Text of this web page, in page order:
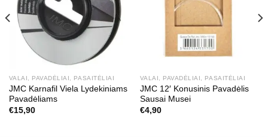
VALAI, PAVADĖLIAI, PASAITĖLIAI
JMC Karnafil Viela Lydekiniams
Pavadėliams
€15,90
VALAI, PAVADĖLIAI, PASAITĖLIAI
JMC 12′ Konusinis Pavadėlis
Sausai Musei
€4,90